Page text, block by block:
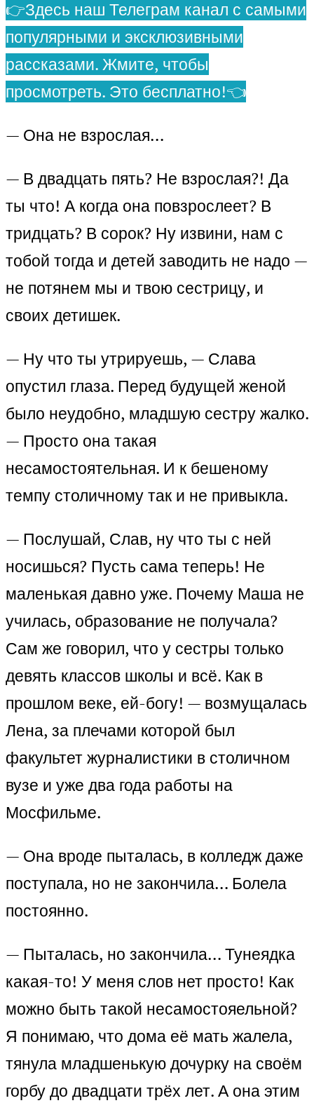
👉Здесь наш Телеграм канал с самыми
популярными и эксклюзивными
рассказами. Жмите, чтобы
просмотреть. Это бесплатно!👈
— Она не взрослая…
— В двадцать пять? Не взрослая?! Да
ты что! А когда она повзрослеет? В
тридцать? В сорок? Ну извини, нам с
тобой тогда и детей заводить не надо —
не потянем мы и твою сестрицу, и
своих детишек.
— Ну что ты утрируешь, — Слава
опустил глаза. Перед будущей женой
было неудобно, младшую сестру жалко.
— Просто она такая
несамостоятельная. И к бешеному
темпу столичному так и не привыкла.
— Послушай, Слав, ну что ты с ней
носишься? Пусть сама теперь! Не
маленькая давно уже. Почему Маша не
училась, образование не получала?
Сам же говорил, что у сестры только
девять классов школы и всё. Как в
прошлом веке, ей-богу! — возмущалась
Лена, за плечами которой был
факультет журналистики в столичном
вузе и уже два года работы на
Мосфильме.
— Она вроде пыталась, в колледж даже
поступала, но не закончила… Болела
постоянно.
— Пыталась, но закончила… Тунеядка
какая-то! У меня слов нет просто! Как
можно быть такой несамостояельной?
Я понимаю, что дома её мать жалела,
тянула младшенькую дочурку на своём
горбу до двадцати трёх лет. А она этим